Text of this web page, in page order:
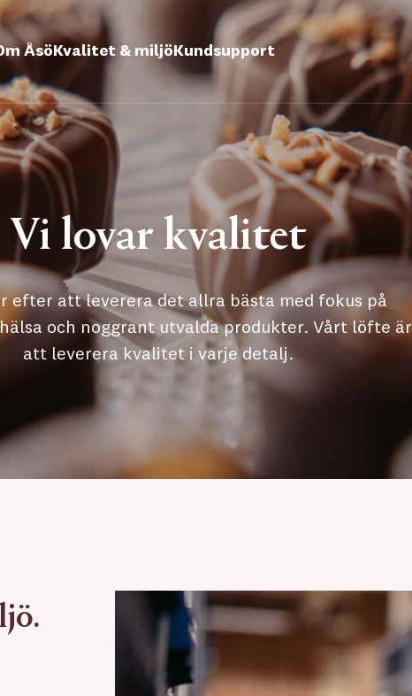
Åsö Kvalitet & miljö Kundsupport
Vi lovar kvalitet
efter att leverera det allra bästa med fokus på
och noggrant utvalda produkter. Vårt löfte är
att leverera kvalitet i varje detalj.